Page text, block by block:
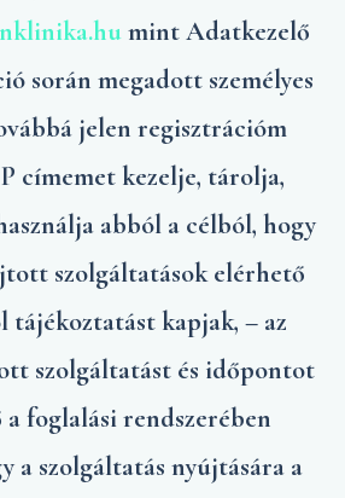
mint Adatkezelő
során megadott személyes
jelen regisztrációm
címemet kezelje, tárolja,
abból a célból, hogy
szolgáltatások elérhető
kapjak, – az
szolgáltatást és időpontot
foglalási rendszerében
a szolgáltatás nyújtására a